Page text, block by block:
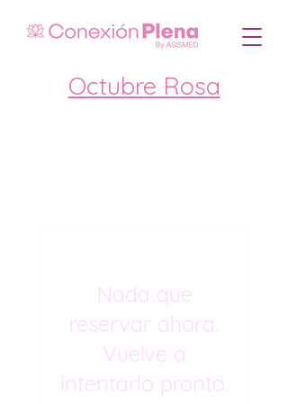
Octubre Rosa
Nada que
reservar ahora.
Vuelve a
intentarlo pronto.